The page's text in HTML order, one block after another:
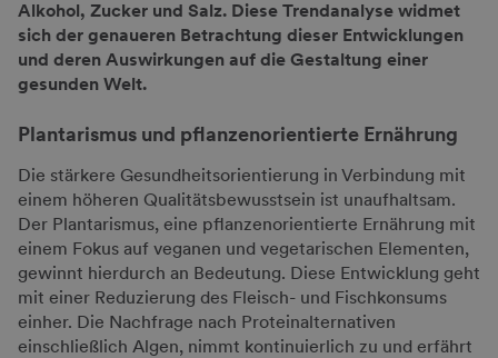
Alkohol, Zucker und Salz. Diese Trendanalyse widmet
sich der genaueren Betrachtung dieser Entwicklungen
und deren Auswirkungen auf die Gestaltung einer
gesunden Welt.
Plantarismus und pflanzenorientierte Ernährung
Die stärkere Gesundheitsorientierung in Verbindung mit
einem höheren Qualitätsbewusstsein ist unaufhaltsam.
Der Plantarismus, eine pflanzenorientierte Ernährung mit
einem Fokus auf veganen und vegetarischen Elementen,
gewinnt hierdurch an Bedeutung. Diese Entwicklung geht
mit einer Reduzierung des Fleisch- und Fischkonsums
einher. Die Nachfrage nach Proteinalternativen
einschließlich Algen, nimmt kontinuierlich zu und erfährt